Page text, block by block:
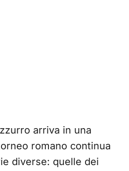
arriva in una
romano continua
diverse: quelle dei